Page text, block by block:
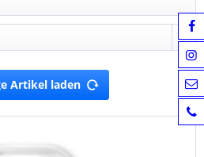
Artikel laden